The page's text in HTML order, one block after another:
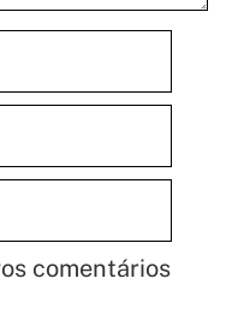
comentários